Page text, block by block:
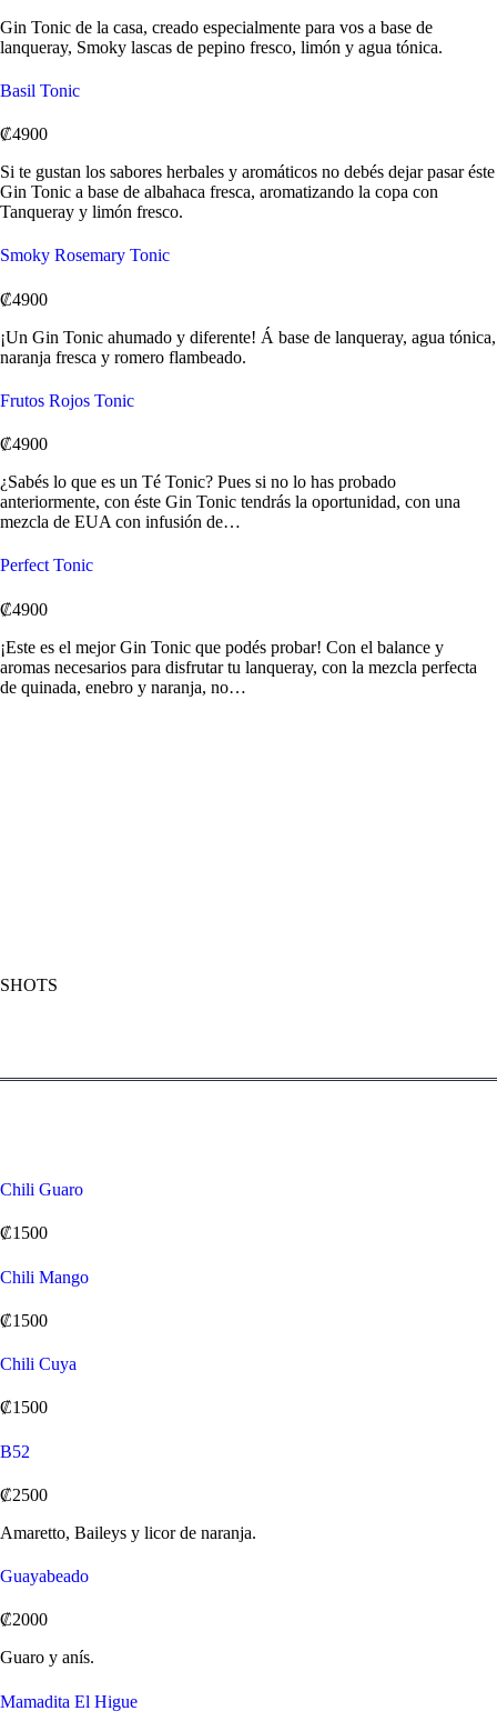
Gin Tonic de la casa, creado especialmente para vos a base de
lanqueray, Smoky lascas de pepino fresco, limón y agua tónica.
Basil Tonic
₡4900
Si te gustan los sabores herbales y aromáticos no debés dejar pasar éste
Gin Tonic a base de albahaca fresca, aromatizando la copa con
Tanqueray y limón fresco.
Smoky Rosemary Tonic
₡4900
¡Un Gin Tonic ahumado y diferente! Á base de lanqueray, agua tónica,
naranja fresca y romero flambeado.
Frutos Rojos Tonic
₡4900
¿Sabés lo que es un Té Tonic? Pues si no lo has probado
anteriormente, con éste Gin Tonic tendrás la oportunidad, con una
mezcla de EUA con infusión de…
Perfect Tonic
₡4900
¡Este es el mejor Gin Tonic que podés probar! Con el balance y
aromas necesarios para disfrutar tu lanqueray, con la mezcla perfecta
de quinada, enebro y naranja, no…
SHOTS
Chili Guaro
₡1500
Chili Mango
₡1500
Chili Cuya
₡1500
B52
₡2500
Amaretto, Baileys y licor de naranja.
Guayabeado
₡2000
Guaro y anís.
Mamadita El Higue